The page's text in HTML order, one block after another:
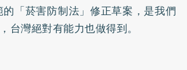
的「菸害防制法」修正草案，是我們
台灣絕對有能力也做得到。